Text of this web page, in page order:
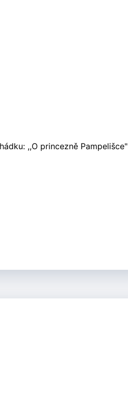
,,O princezně Pampelišce"